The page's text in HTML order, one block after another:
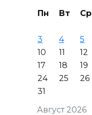
Август 2026
Пн Вт Ср
3
4 5
10
11 12
17
18 19
24
25 26
31